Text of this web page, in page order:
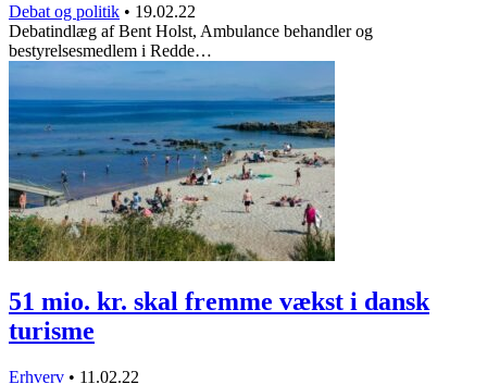
Debat og politik • 19.02.22
Debatindlæg af Bent Holst, Ambulance behandler og
bestyrelsesmedlem i Redde…
51 mio. kr. skal fremme vækst i dansk
turisme
Erhverv • 11.02.22